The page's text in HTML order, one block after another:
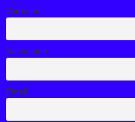
Vorname
Nachname
Email